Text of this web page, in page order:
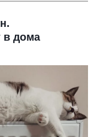
в дома